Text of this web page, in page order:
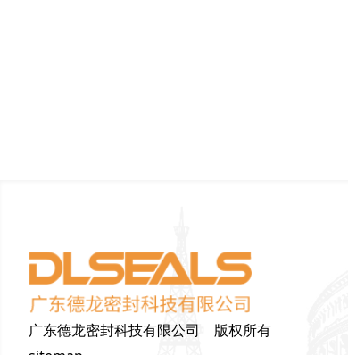
广东德龙密封科技有限公司 版权所有